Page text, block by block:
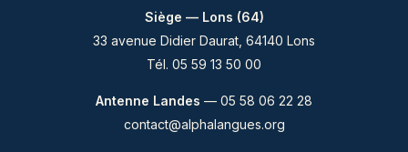
Siège — Lons (64)
33 avenue Didier Daurat, 64140 Lons
Tél. 05 59 13 50 00
Antenne Landes — 05 58 06 22 28
contact@alphalangues.org